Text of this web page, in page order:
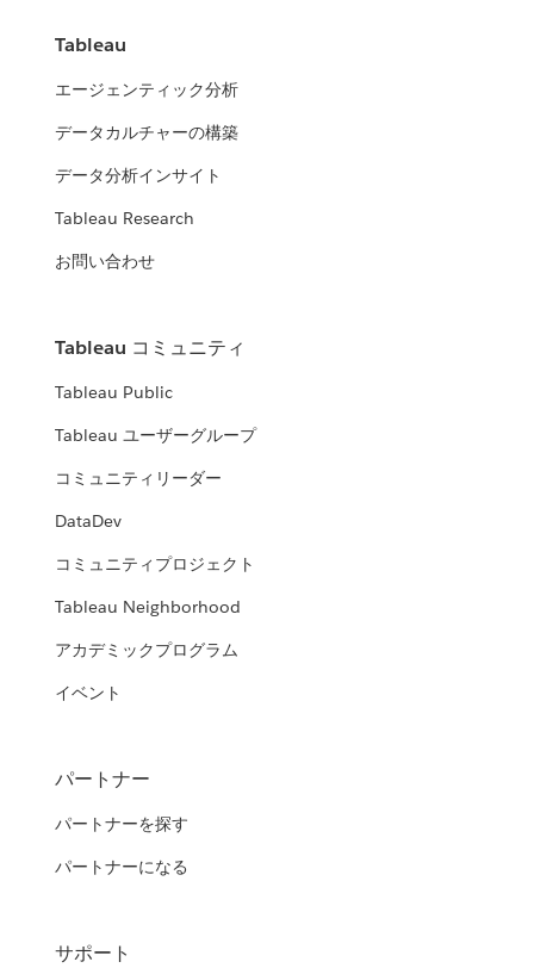
Tableau
エージェンティック分析
データカルチャーの構築
データ分析インサイト
Tableau Research
お問い合わせ
Tableau コミュニティ
Tableau Public
Tableau ユーザーグループ
コミュニティリーダー
DataDev
コミュニティプロジェクト
Tableau Neighborhood
アカデミックプログラム
イベント
パートナー
パートナーを探す
パートナーになる
サポート